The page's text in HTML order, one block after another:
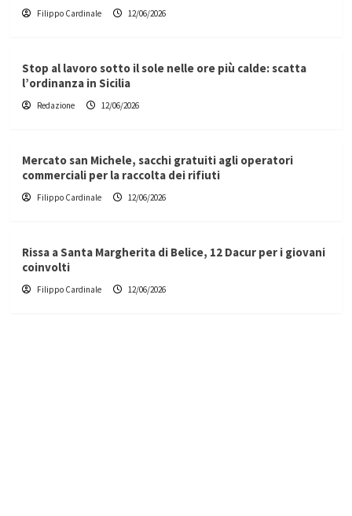
Filippo Cardinale 12/06/2026
Stop al lavoro sotto il sole nelle ore più calde: scatta
l’ordinanza in Sicilia
Redazione 12/06/2026
Mercato san Michele, sacchi gratuiti agli operatori
commerciali per la raccolta dei rifiuti
Filippo Cardinale 12/06/2026
Rissa a Santa Margherita di Belice, 12 Dacur per i giovani
coinvolti
Filippo Cardinale 12/06/2026